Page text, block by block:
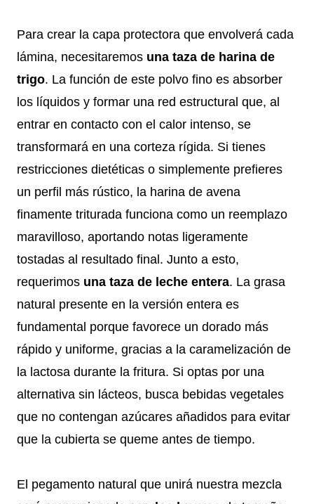
Para crear la capa protectora que envolverá cada
lámina, necesitaremos una taza de harina de
trigo. La función de este polvo fino es absorber
los líquidos y formar una red estructural que, al
entrar en contacto con el calor intenso, se
transformará en una corteza rígida. Si tienes
restricciones dietéticas o simplemente prefieres
un perfil más rústico, la harina de avena
finamente triturada funciona como un reemplazo
maravilloso, aportando notas ligeramente
tostadas al resultado final. Junto a esto,
requerimos una taza de leche entera. La grasa
natural presente en la versión entera es
fundamental porque favorece un dorado más
rápido y uniforme, gracias a la caramelización de
la lactosa durante la fritura. Si optas por una
alternativa sin lácteos, busca bebidas vegetales
que no contengan azúcares añadidos para evitar
que la cubierta se queme antes de tiempo.
El pegamento natural que unirá nuestra mezcla